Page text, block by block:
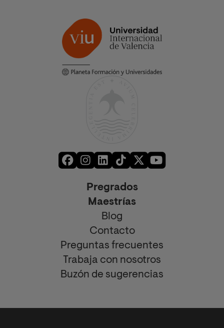
Pregrados
Maestrías
Blog
Contacto
Preguntas frecuentes
Trabaja con nosotros
Buzón de sugerencias